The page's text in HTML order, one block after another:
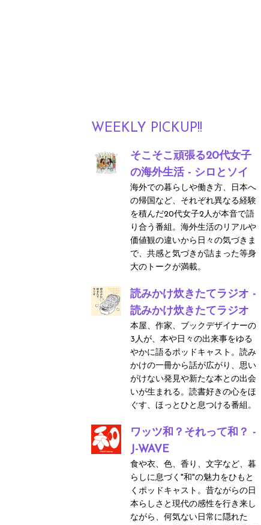
WEEKLY PICKUP!!
そこそこ頑張る20代女子
の海外生活 - シロとソイ
海外での暮らしや働き方、日本へ
の帰国など、それぞれ異なる経験
を積んだ20代女子2人が本音で語
り合う番組。海外生活のリアルや
価値観の違いから日々の気づきま
で、共感と気づきが詰まった等身
大のトークが満載。
読みかけ炊きたてラジオ -
読みかけ炊きたてラジオ
本屋、作家、ブックデザイナーの
3人が、本や日々の出来事をゆる
やかに語るポッドキャスト。読み
かけの一冊から話が広がり、思い
がけない発見や新たな本との出会
いが生まれる。読書好きの心をほ
ぐす、ほっとひと息つける番組。
ワッツ和？それって和？ -
J-WAVE
食や衣、色、香り、文字など、暮
らしに息づく"和"の魅力をひもと
くポッドキャスト。昔ながらの日
本らしさと現代の感性を行き来し
ながら、何気ない日常に隠れた